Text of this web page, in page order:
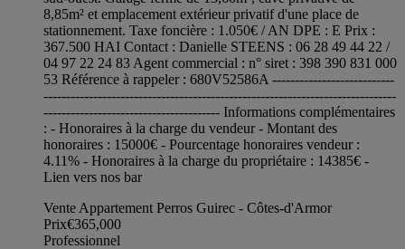
8,85m² et emplacement extérieur privatif d'une place de
stationnement. Taxe foncière : 1.050€ / AN DPE : E Prix :
367.500 HAI Contact : Danielle STEENS : 06 28 49 44 22 /
04 97 22 24 83 Agent commercial : n° siret : 398 390 831 000
53 Référence à rappeler : 680V52586A ---------------------------
------------------------------------------------------------------------------
--------------------------------------- Informations complémentaires
: - Honoraires à la charge du vendeur - Montant des
honoraires : 15000€ - Pourcentage honoraires vendeur :
4.11% - Honoraires à la charge du propriétaire : 14385€ -
Lien vers nos bar
Vente Appartement Perros Guirec - Côtes-d'Armor
Prix€365,000
Professionnel